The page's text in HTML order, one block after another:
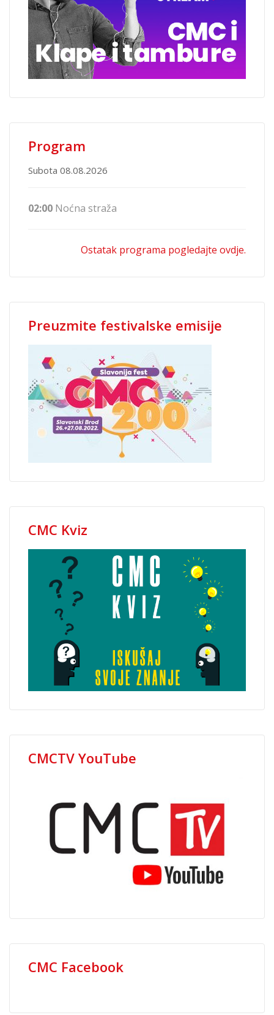
Program
Subota 08.08.2026
02:00 Noćna straža
Ostatak programa pogledajte ovdje.
Preuzmite festivalske emisije
CMC Kviz
CMCTV YouTube
CMC Facebook